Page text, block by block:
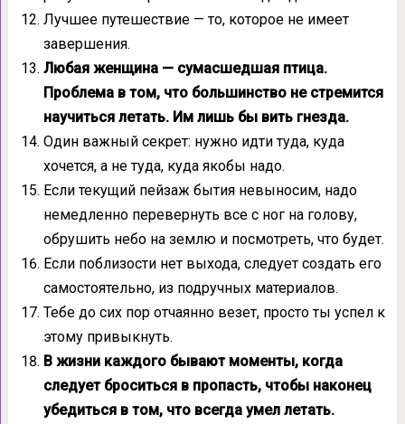
Лучшее путешествие — то, которое не имеет
завершения.
Любая женщина — сумасшедшая птица.
Проблема в том, что большинство не стремится
научиться летать. Им лишь бы вить гнезда.
Один важный секрет: нужно идти туда, куда
хочется, а не туда, куда якобы надо.
Если текущий пейзаж бытия невыносим, надо
немедленно перевернуть все с ног на голову,
обрушить небо на землю и посмотреть, что будет.
Если поблизости нет выхода, следует создать его
самостоятельно, из подручных материалов.
Тебе до сих пор отчаянно везет, просто ты успел к
этому привыкнуть.
В жизни каждого бывают моменты, когда
следует броситься в пропасть, чтобы наконец
убедиться в том, что всегда умел летать.